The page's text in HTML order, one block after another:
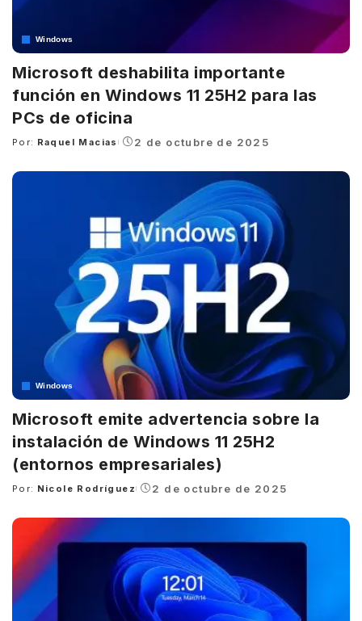
Windows
Microsoft deshabilita importante
función en Windows 11 25H2 para las
PCs de oficina
Posted
Por: Raquel Macias 2 de octubre de 2025
Windows
Microsoft emite advertencia sobre la
instalación de Windows 11 25H2
(entornos empresariales)
Posted
Por: Nicole Rodríguez 2 de octubre de 2025